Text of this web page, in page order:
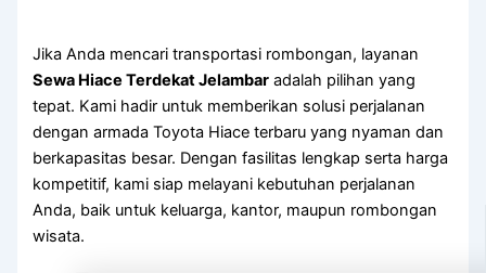
Jika Anda mencari transportasi rombongan, layanan
Sewa Hiace Terdekat Jelambar adalah pilihan yang
tepat. Kami hadir untuk memberikan solusi perjalanan
dengan armada Toyota Hiace terbaru yang nyaman dan
berkapasitas besar. Dengan fasilitas lengkap serta harga
kompetitif, kami siap melayani kebutuhan perjalanan
Anda, baik untuk keluarga, kantor, maupun rombongan
wisata.